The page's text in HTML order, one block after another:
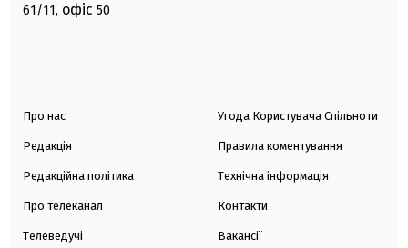
61/11, офіс 50
Про нас
Редакція
Редакційна політика
Про телеканал
Телеведучі
Угода Користувача Спільноти
Правила коментування
Технічна інформація
Контакти
Вакансії